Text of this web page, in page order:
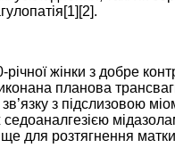
жінки з добре
планова
зв’язку з підслизовою
седоаналгезією
для розтягнення